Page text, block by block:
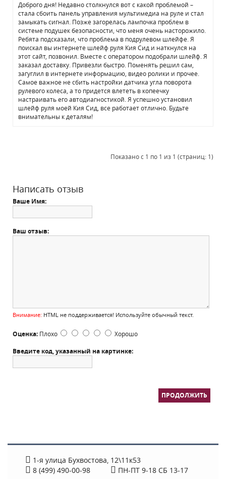
Доброго дня! Недавно столкнулся вот с какой проблемой –
стала сбоить панель управления мультимедиа на руле и стал
замыкать сигнал. Позже загорелась лампочка проблем в
системе подушек безопасности, что меня очень насторожило.
Ребята подсказали, что проблема в подрулевом шлейфе. Я
поискал вы интернете шлейф руля Кия Сид и наткнулся на
этот сайт, позвонил. Вместе с оператором подобрали шлейф. Я
заказал доставку. Привезли быстро. Поменять решил сам,
загуглил в интернете информацию, видео ролики и прочее.
Самое важное не сбить настройки датчика угла поворота
рулевого колеса, а то придется влететь в копеечку
настраивать его автодиагностикой. Я успешно установил
шлейф руля моей Кия Сид, все работает отлично. Будьте
внимательны к деталям!
Показано с 1 по 1 из 1 (страниц: 1)
Написать отзыв
Ваше Имя:
Ваш отзыв:
Внимание: HTML не поддерживается! Используйте обычный текст.
Оценка: Плохо Хорошо
Введите код, указанный на картинке:
ПРОДОЛЖИТЬ
1-я улица Бухвостова, 12\11к53
8 (499) 490-00-98
ПН-ПТ 9-18 СБ 13-17